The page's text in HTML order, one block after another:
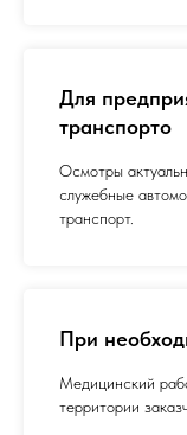
Для
транспорто
Осмотры
служебные
транспорт.
При
Медицинский
территории